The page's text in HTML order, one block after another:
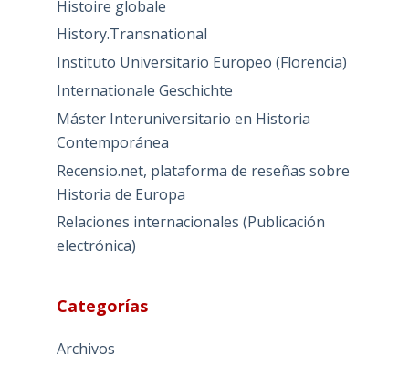
Histoire globale
History.Transnational
Instituto Universitario Europeo (Florencia)
Internationale Geschichte
Máster Interuniversitario en Historia
Contemporánea
Recensio.net, plataforma de reseñas sobre
Historia de Europa
Relaciones internacionales (Publicación
electrónica)
Categorías
Archivos